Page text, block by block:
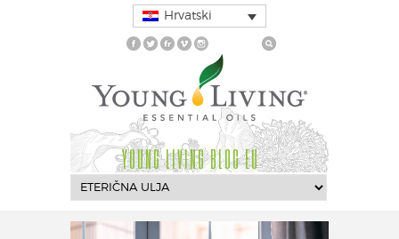
Hrvatski
YOUNG LIVING BLOG EU